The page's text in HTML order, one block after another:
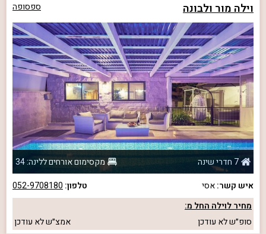
וילה מור ולבונה ספסופה
7 חדרי שינה
מקסימום אורחים ללינה: 34
איש קשר:אסי טלפון: 052-9708180
מחיר לוילה החל מ:
סופ״שלא עודכן אמצ״שלא עודכן